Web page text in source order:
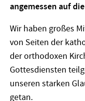
angemessen auf
Wir haben großes
von Seiten der
der orthodoxen
Gottesdiensten
unseren starken
getan.